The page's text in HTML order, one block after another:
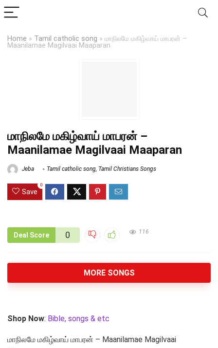
Home » Tamil catholic song » மாநிலமே மகிழ்வாய் மாபரன் –
Maanilamae Magilvaai Maaparan
மாநிலமே மகிழ்வாய் மாபரன் –
Maanilamae Magilvaai Maaparan
Jeba Tamil catholic song, Tamil Christians Songs
Save
0
Deal Score 0 116
MORE SONGS
Shop Now: Bible, songs & etc
மாநிலமே மகிழ்வாய் மாபரன் – Maanilamae Magilvaai